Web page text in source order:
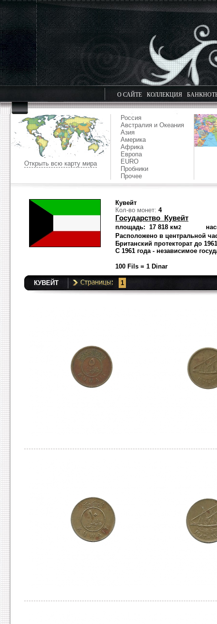
О САЙТЕ КОЛЛЕКЦИЯ
Открыть всю карту мира
Россия
Австралия и Океания
Азия
Америка
Африка
Европа
EURO
Пробники
Прочее
Кувейт
Кол-во монет: 4
Государство Кувейт
площадь: 17 818 км2
Расположено в центральной
Британский протекторат до
С 1961 года - независимое
100 Fils = 1 Dinar
КУВЕЙТ 1